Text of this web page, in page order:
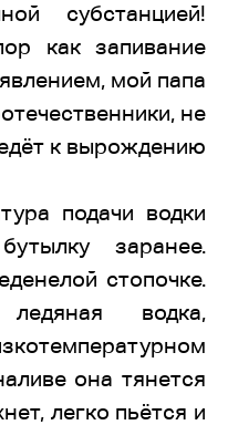
субстанцией!
как запивание
мой папа
не
к вырождению
подачи водки
заранее.
стопочке.
водка,
она тянется
легко пьётся и